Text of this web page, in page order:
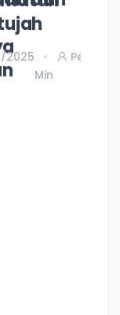
2025
Pelukan
Min